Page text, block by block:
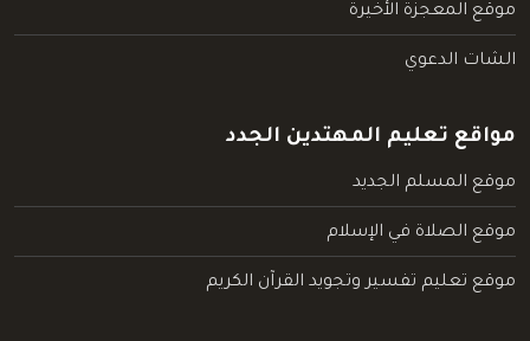
موقع المعجزة الأخيرة
الشات الدعوي
مواقع تعليم المهتدين الجدد
موقع المسلم الجديد
موقع الصلاة في الإسلام
موقع تعليم تفسير وتجويد القرآن الكريم